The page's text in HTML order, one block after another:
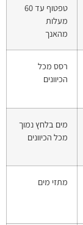
טפטוף עד 60
מעלות
מהאנך
רסס מכל
הכיוונים
מים בלחץ נמוך
מכל הכיוונים
מתזי מים